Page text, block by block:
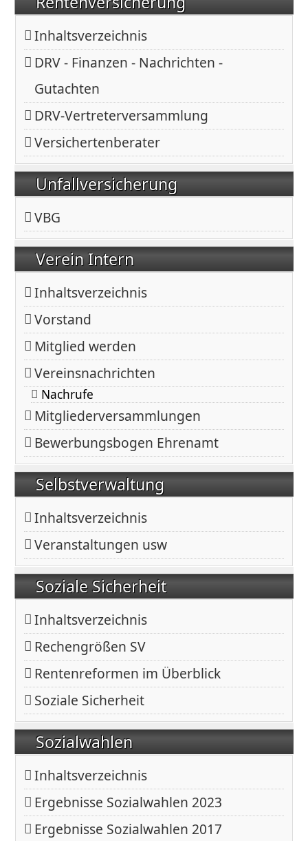
Inhaltsverzeichnis
DRV - Finanzen - Nachrichten -
Gutachten
DRV-Vertreterversammlung
Versichertenberater
Unfallversicherung
VBG
Verein Intern
Inhaltsverzeichnis
Vorstand
Mitglied werden
Vereinsnachrichten
Nachrufe
Mitgliederversammlungen
Bewerbungsbogen Ehrenamt
Selbstverwaltung
Inhaltsverzeichnis
Veranstaltungen usw
Soziale Sicherheit
Inhaltsverzeichnis
Rechengrößen SV
Rentenreformen im Überblick
Soziale Sicherheit
Sozialwahlen
Inhaltsverzeichnis
Ergebnisse Sozialwahlen 2023
Ergebnisse Sozialwahlen 2017